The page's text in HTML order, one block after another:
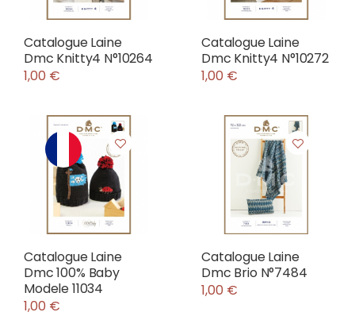
Catalogue Laine
Dmc Knitty4 N°10264
1,00 €
Catalogue Laine
Dmc Knitty4 N°10272
1,00 €
Catalogue Laine
Dmc 100% Baby
Modele 11034
1,00 €
Catalogue Laine
Dmc Brio N°7484
1,00 €